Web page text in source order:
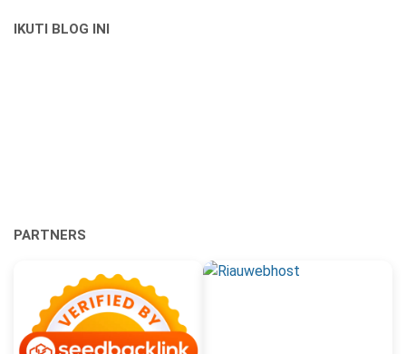
IKUTI BLOG INI
PARTNERS